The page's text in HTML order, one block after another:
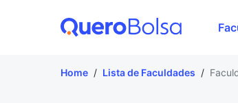
Home / Lista de Faculdades /